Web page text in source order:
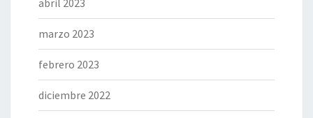
abril 2023
marzo 2023
febrero 2023
diciembre 2022